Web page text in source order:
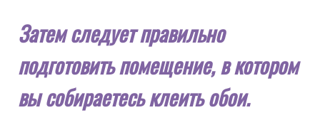
Затем следует правильно
подготовить помещение, в котором
вы собираетесь клеить обои.